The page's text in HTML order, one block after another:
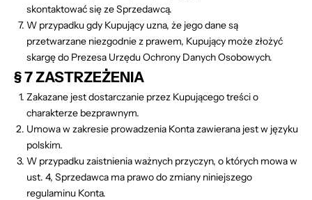
skontaktować się ze Sprzedawcą.
W przypadku gdy Kupujący uzna, że jego dane są
przetwarzane niezgodnie z prawem, Kupujący może złożyć
skargę do Prezesa Urzędu Ochrony Danych Osobowych.
§ 7 ZASTRZEŻENIA
Zakazane jest dostarczanie przez Kupującego treści o
charakterze bezprawnym.
Umowa w zakresie prowadzenia Konta zawierana jest w języku
polskim.
W przypadku zaistnienia ważnych przyczyn, o których mowa w
ust. 4, Sprzedawca ma prawo do zmiany niniejszego
regulaminu Konta.